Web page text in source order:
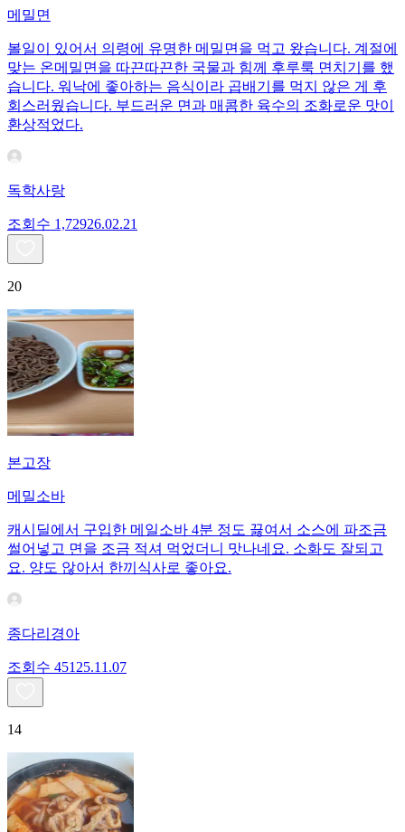
메밀면
볼일이 있어서 의령에 유명한 메밀면을 먹고 왔습니다. 계절에
맞는 온메밀면을 따끈따끈한 국물과 힘께 후루룩 면치기를 했
습니다. 워낙에 좋아하는 음식이라 곱배기를 먹지 않은 게 후
회스러웠습니다. 부드러운 면과 매콤한 육수의 조화로운 맛이
환상적었다.
독학사랑
조회수 1,72926.02.21
20
본고장
메밀소바
캐시딜에서 구입한 메일소바 4분 정도 끓여서 소스에 파조금
썰어넣고 면을 조금 적셔 먹었더니 맛나네요. 소화도 잘되고
요. 양도 않아서 한끼식사로 좋아요.
종다리경아
조회수 451 25.11.07
14